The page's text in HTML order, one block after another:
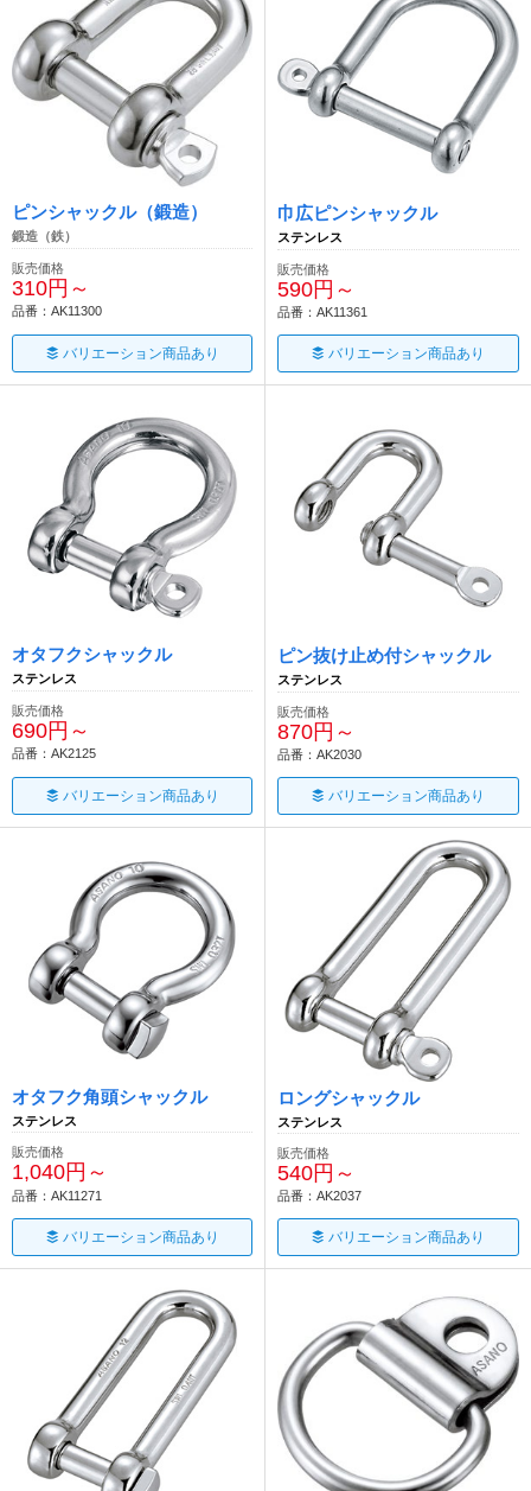
ピンシャックル（鍛造）
鍛造（鉄）
販売価格
310円～
品番：AK11300
バリエーション商品あり
巾広ピンシャックル
ステンレス
販売価格
590円～
品番：AK11361
バリエーション商品あり
オタフクシャックル
ステンレス
販売価格
690円～
品番：AK2125
バリエーション商品あり
ピン抜け止め付シャックル
ステンレス
販売価格
870円～
品番：AK2030
バリエーション商品あり
オタフク角頭シャックル
ステンレス
販売価格
1,040円～
品番：AK11271
バリエーション商品あり
ロングシャックル
ステンレス
販売価格
540円～
品番：AK2037
バリエーション商品あり